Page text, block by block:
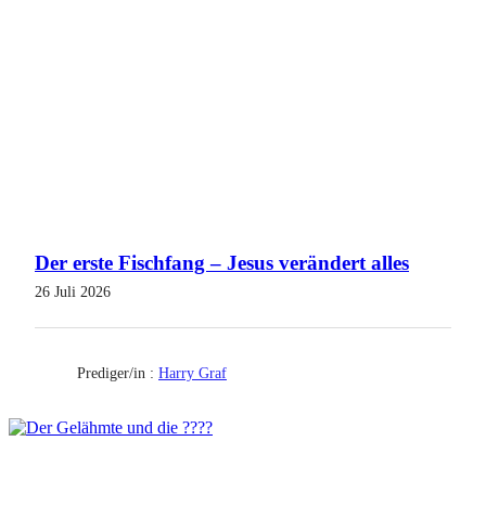
Der erste Fischfang – Jesus verändert alles
26 Juli 2026
Prediger/in : Harry Graf